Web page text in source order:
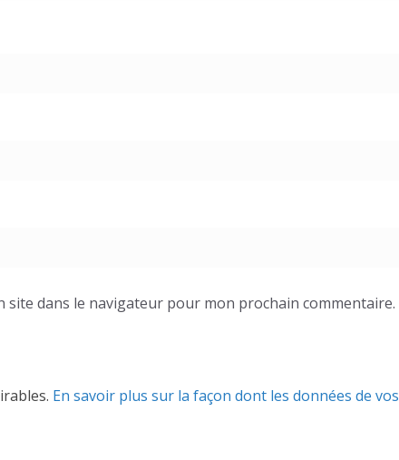
dans le navigateur pour mon prochain commentaire.
En savoir plus sur la façon dont les données de vos